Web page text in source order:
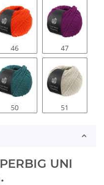
46 47
50 51
UNI